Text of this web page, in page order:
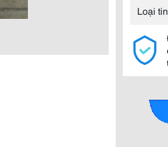
Loại